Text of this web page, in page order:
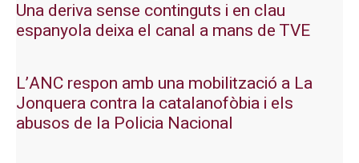
Una deriva sense continguts i en clau
espanyola deixa el canal a mans de TVE
L’ANC respon amb una mobilització a La
Jonquera contra la catalanofòbia i els
abusos de la Policia Nacional